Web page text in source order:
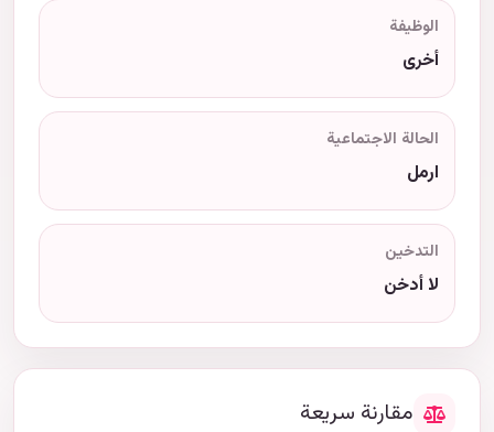
الوظيفة
أخرى
الحالة الاجتماعية
ارمل
التدخين
لا أدخن
مقارنة سريعة